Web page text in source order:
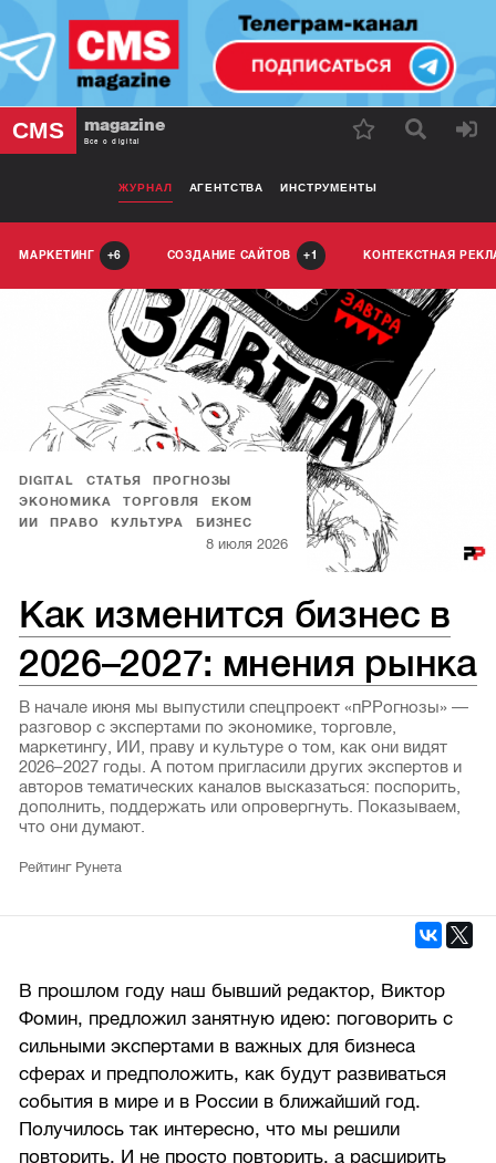
CMS magazine
Все о digital
ЖУРНАЛ АГЕНТСТВА ИНСТРУМЕНТЫ
МАРКЕТИНГ 6 СОЗДАНИЕ САЙТОВ 1 КОНТЕКСТНАЯ
DIGITAL СТАТЬЯ
ПРОГНОЗЫ
ЭКОНОМИКА
ТОРГОВЛЯ
ЕКОМ
ИИ
ПРАВО КУЛЬТУРА БИЗНЕС
8 июля 2026
Как изменится бизнес в
2026–2027: мнения рынка
В начале июня мы выпустили спецпроект «пРРогнозы» —
разговор с экспертами по экономике, торговле,
маркетингу, ИИ, праву и культуре о том, как они видят
2026–2027 годы. А потом пригласили других экспертов и
авторов тематических каналов высказаться: поспорить,
дополнить, поддержать или опровергнуть. Показываем,
что они думают.
Рейтинг Рунета
В прошлом году наш бывший редактор, Виктор
Фомин, предложил занятную идею: поговорить с
сильными экспертами в важных для бизнеса
сферах и предположить, как будут развиваться
события в мире и в России в ближайший год.
Получилось так интересно, что мы решили
повторить. И не просто повторить, а расширить